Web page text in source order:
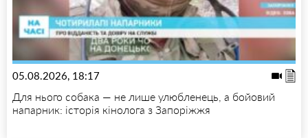
05.08.2026, 18:17
Для нього собака — не лише улюбленець, а бойовий
напарник: історія кінолога з Запоріжжя